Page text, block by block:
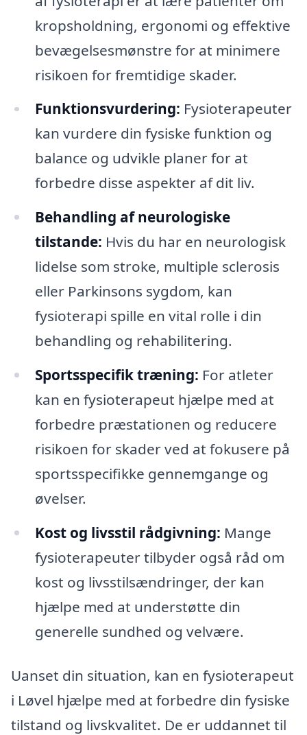
kropsholdning, ergonomi og effektive
bevægelsesmønstre for at minimere
risikoen for fremtidige skader.
Funktionsvurdering: Fysioterapeuter
kan vurdere din fysiske funktion og
balance og udvikle planer for at
forbedre disse aspekter af dit liv.
Behandling af neurologiske
tilstande: Hvis du har en neurologisk
lidelse som stroke, multiple sclerosis
eller Parkinsons sygdom, kan
fysioterapi spille en vital rolle i din
behandling og rehabilitering.
Sportsspecifik træning: For atleter
kan en fysioterapeut hjælpe med at
forbedre præstationen og reducere
risikoen for skader ved at fokusere på
sportsspecifikke gennemgange og
øvelser.
Kost og livsstil rådgivning: Mange
fysioterapeuter tilbyder også råd om
kost og livsstilsændringer, der kan
hjælpe med at understøtte din
generelle sundhed og velvære.
Uanset din situation, kan en fysioterapeut
i Løvel hjælpe med at forbedre din fysiske
tilstand og livskvalitet. De er uddannet til